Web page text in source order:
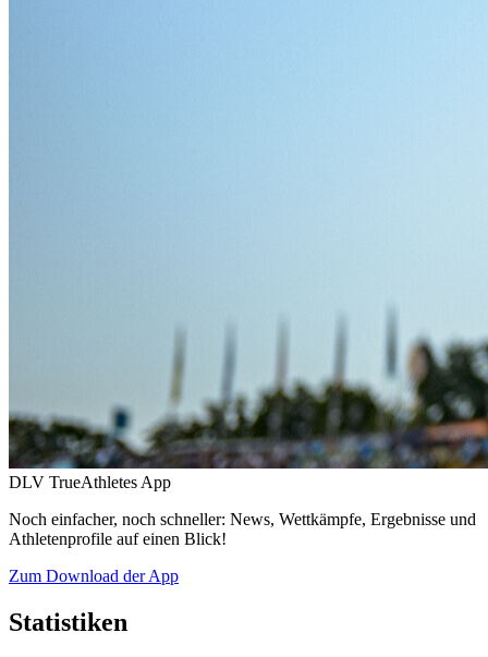
DLV TrueAthletes App
Noch einfacher, noch schneller: News, Wettkämpfe, Ergebnisse und
Athletenprofile auf einen Blick!
Zum Download der App
Statistiken